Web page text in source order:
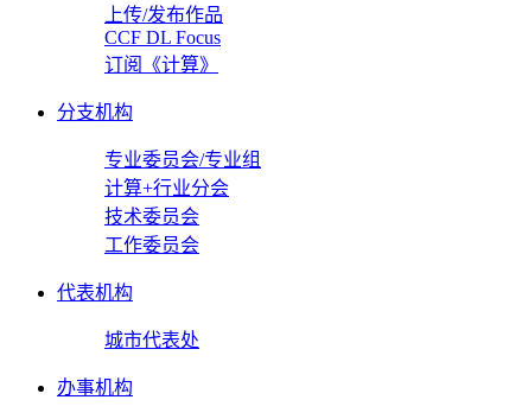
上传/发布作品
CCF DL Focus
订阅《计算》
分支机构
专业委员会/专业组
计算+行业分会
技术委员会
工作委员会
代表机构
城市代表处
办事机构